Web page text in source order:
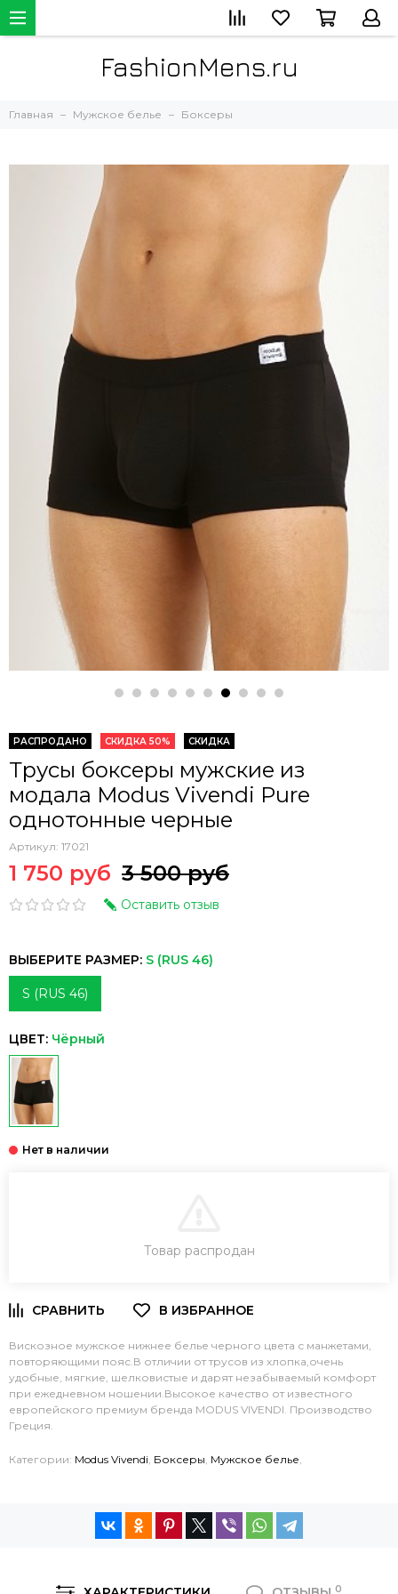
FashionMens.ru
Главная Мужское белье Боксеры
РАСПРОДАНО СКИДКА 50% СКИДКА
Трусы боксеры мужские из
модала Modus Vivendi Pure
однотонные черные
Артикул: 17021
1 750 руб 3 500 руб
Оставить отзыв
ВЫБЕРИТЕ РАЗМЕР: S (RUS 46)
S (RUS 46)
ЦВЕТ: Чёрный
ЗАКАЗ В ОДИН КЛИК
Товар распродан
Вискозное мужское нижнее белье черного цвета с манжетами,
повторяющими пояс.В отличии от трусов из хлопка,очень
удобные, мягкие, шелковистые и дарят незабываемый комфорт
при ежедневном ношении.Высокое качество от известного
европейского премиум бренда MODUS VIVENDI. Производство
Греция.
Категории: Modus Vivendi, Боксеры, Мужское белье,
0